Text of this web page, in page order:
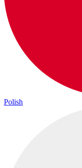
Polish